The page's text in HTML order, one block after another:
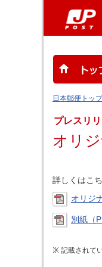
日本郵便トップ
プレスリ
オリ
詳しくはこ
オリジ
別紙（
記載されて